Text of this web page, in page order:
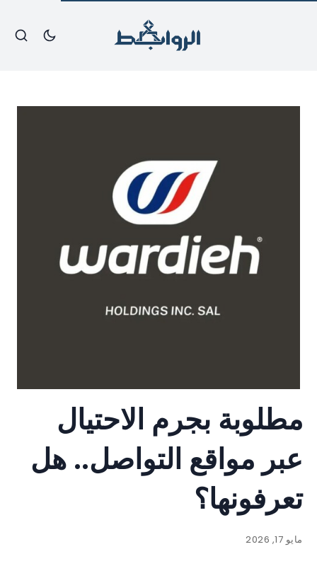
مطلوبة بجرم الاحتيال
عبر مواقع التواصل.. هل
تعرفونها؟
مايو 17, 2026